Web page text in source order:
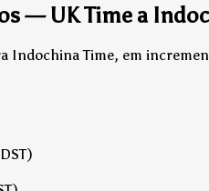
— UK Time a
Indochina Time, em